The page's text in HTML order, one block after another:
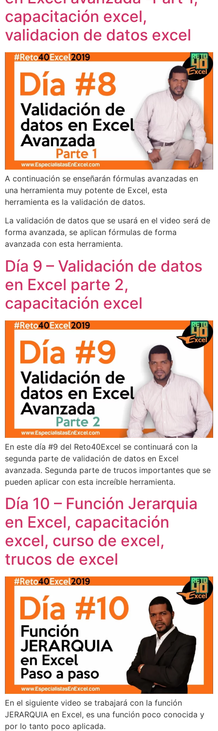
capacitación excel,
validacion de datos excel
A continuación se enseñarán fórmulas avanzadas en
una herramienta muy potente de Excel, esta
herramienta es la validación de datos.
La validación de datos que se usará en el video será de
forma avanzada, se aplican fórmulas de forma
avanzada con esta herramienta.
Día 9 – Validación de datos
en Excel parte 2,
capacitación excel
En este día #9 del Reto40Excel se continuará con la
segunda parte de validación de datos en Excel
avanzada. Segunda parte de trucos importantes que se
pueden aplicar con esta increíble herramienta.
Día 10 – Función Jerarquia
en Excel, capacitación
excel, curso de excel,
trucos de excel
En el siguiente video se trabajará con la función
JERARQUIA en Excel, es una función poco conocida y
por lo tanto poco aplicada.